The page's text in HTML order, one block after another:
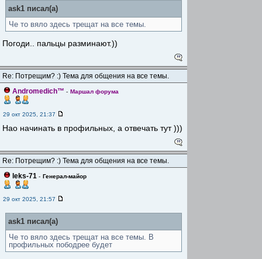
ask1 писал(а)
Че то вяло здесь трещат на все темы.
Погоди.. пальцы разминают.))
Re: Потрещим? :) Тема для общения на все темы.
Andromedich™ - Маршал форума
29 окт 2025, 21:37
Нао начинать в профильных, а отвечать тут )))
Re: Потрещим? :) Тема для общения на все темы.
leks-71 - Генерал-майор
29 окт 2025, 21:57
ask1 писал(а)
Че то вяло здесь трещат на все темы. В
профильных пободрее будет